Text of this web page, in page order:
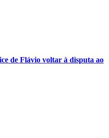
de Flávio voltar à disputa ao